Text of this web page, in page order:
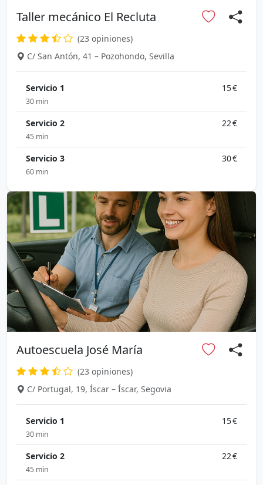
Taller mecánico El Recluta
(23 opiniones)
C/ San Antón, 41 – Pozohondo, Sevilla
Servicio 1 15 €
30 min
Servicio 2 22 €
45 min
Servicio 3 30 €
60 min
Autoescuela José María
(23 opiniones)
C/ Portugal, 19, Íscar – Íscar, Segovia
Servicio 1 15 €
30 min
Servicio 2 22 €
45 min